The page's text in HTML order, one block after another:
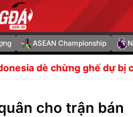
ASEAN Championship
dự bị của ĐT Việt Nam
cho trận bán